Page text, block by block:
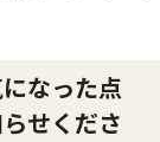
なった点
せくださ